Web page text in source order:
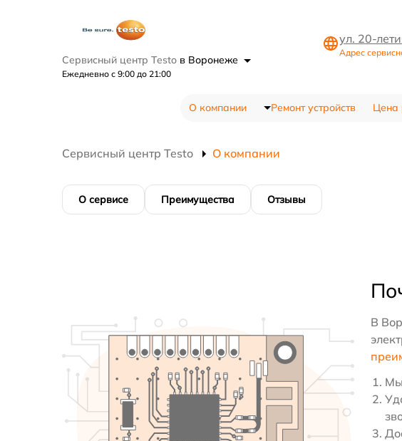
Сервисный центр Testo в Воронеже
Ежедневно с 9:00 до 21:00
ул. 20-
Адрес
О компании Ремонт устройств Цена
Сервисный центр Testo О компании
О сервисе Преимущества Отзывы
В
Мы